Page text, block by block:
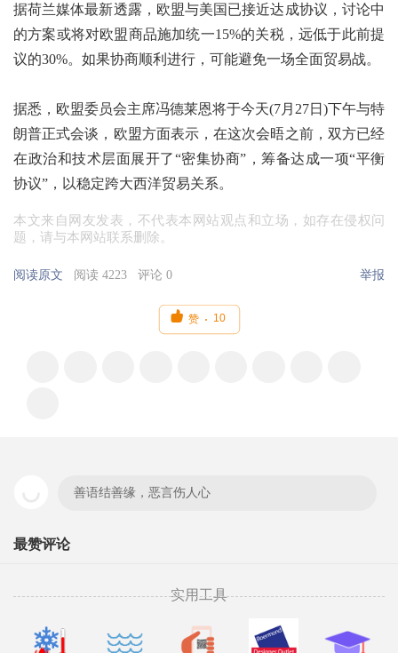
据荷兰媒体最新透露，欧盟与美国已接近达成协议，讨论中
的方案或将对欧盟商品施加统一15%的关税，远低于此前提
议的30%。如果协商顺利进行，可能避免一场全面贸易战。
据悉，欧盟委员会主席冯德莱恩将于今天(7月27日)下午与特
朗普正式会谈，欧盟方面表示，在这次会晤之前，双方已经
在政治和技术层面展开了“密集协商”，筹备达成一项“平衡
协议”，以稳定跨大西洋贸易关系。
本文来自网友发表，不代表本网站观点和立场，如存在侵权问
题，请与本网站联系删除。
阅读原文 阅读 4223 评论 0 举报
 赞 10
善语结善缘，恶言伤人心
最赞评论
实用工具